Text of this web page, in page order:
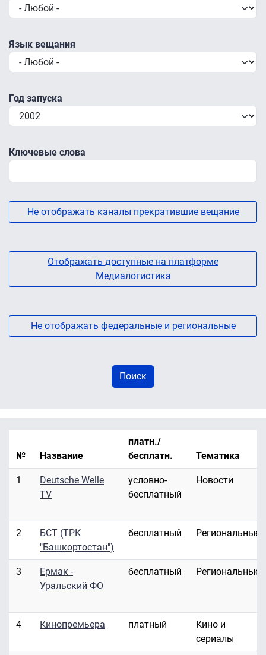
Язык вещания
Год запуска
Ключевые слова
Не отображать каналы прекратившие вещание
Отображать доступные на платформе
Медиалогистика
Не отображать федеральные и региональные
№ Название
платн./
бесплатн.
Тематика
1
Deutsche Welle
TV
условно-
бесплатный
Новости
2
БСТ (ТРК
"Башкортостан")
бесплатный Региональные
3
Ермак -
Уральский ФО
бесплатный Региональные
4 Кинопремьера платный
Кино и
сериалы